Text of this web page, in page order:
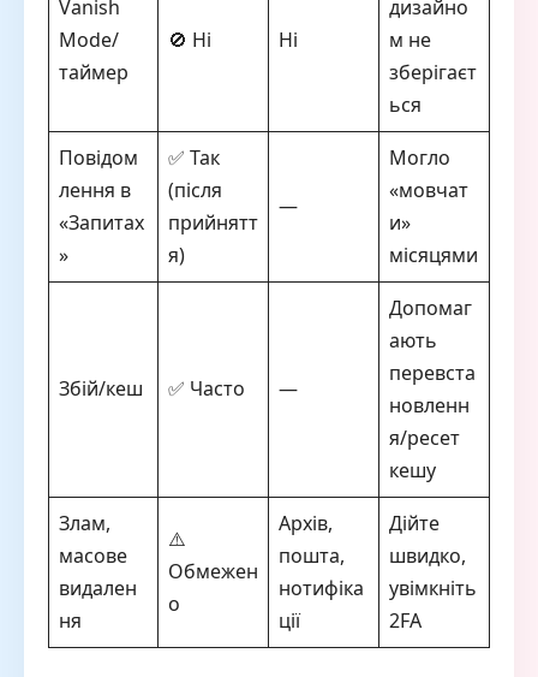
Vanish
Mode/
таймер
🚫 Ні Ні
дизайно
м не
зберігаєт
ься
Повідом
лення в
«Запитах
»
✅ Так
(після
прийнятт
я)
—
Могло
«мовчат
и»
місяцями
Збій/кеш ✅ Часто —
Допомаг
ають
перевста
новленн
я/ресет
кешу
Злам,
масове
видален
ня
⚠️
Обмежен
о
Архів,
пошта,
нотифіка
ції
Дійте
швидко,
увімкніть
2FA